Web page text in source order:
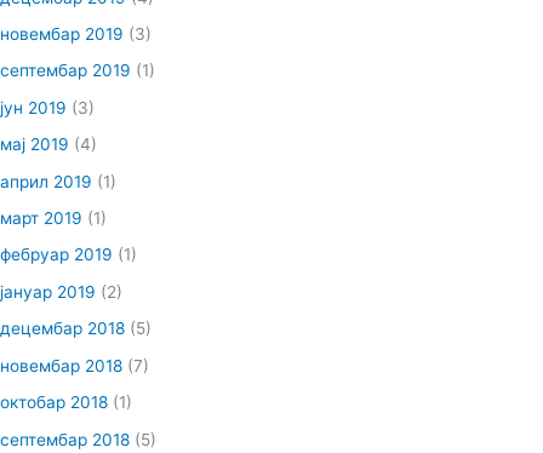
новембар 2019 (3)
септембар 2019 (1)
јун 2019 (3)
мај 2019 (4)
април 2019 (1)
март 2019 (1)
фебруар 2019 (1)
јануар 2019 (2)
децембар 2018 (5)
новембар 2018 (7)
октобар 2018 (1)
септембар 2018 (5)